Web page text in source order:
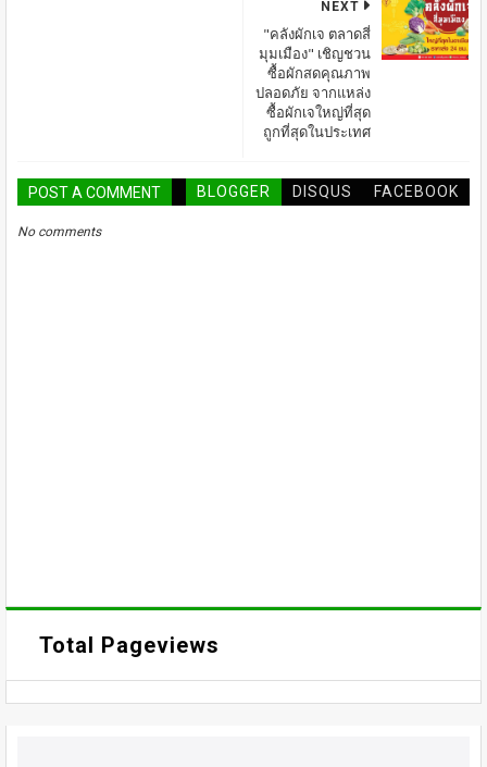
NEXT
"คลังผักเจ ตลาดสี่
มุมเมือง" เชิญชวน
ซื้อผักสดคุณภาพ
ปลอดภัย จากแหล่ง
ซื้อผักเจใหญ่ที่สุด
ถูกที่สุดในประเทศ
POST A COMMENT BLOGGER DISQUS FACEBOOK
No comments
Total Pageviews